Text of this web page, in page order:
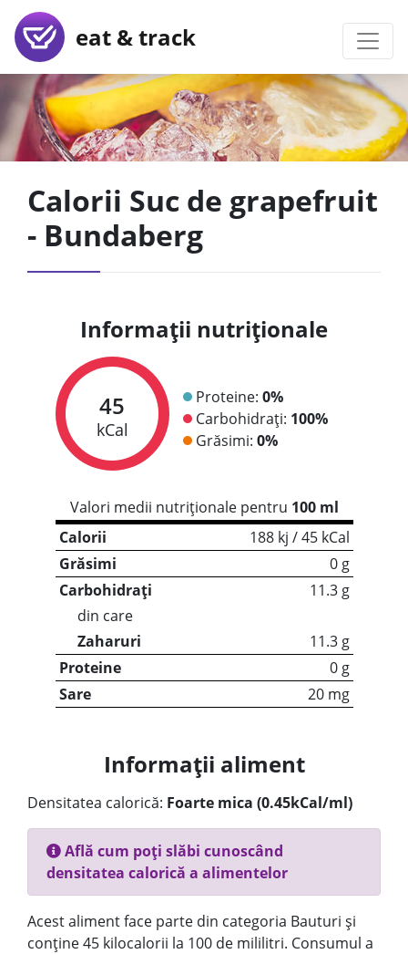
eat & track
Calorii Suc de grapefruit
- Bundaberg
Informații nutriționale
45
kCal
Proteine: 0%
Carbohidrați: 100%
Grăsimi: 0%
Valori medii nutriționale pentru 100 ml
Calorii
188 kj / 45 kCal
Grăsimi
0 g
Carbohidrați
11.3 g
din care
Zaharuri
11.3 g
Proteine
0 g
Sare
20 mg
Informații aliment
Densitatea calorică: Foarte mica (0.45kCal/ml)
Află cum poți slăbi cunoscând
densitatea calorică a alimentelor
Acest aliment face parte din categoria Bauturi și
conține 45 kilocalorii la 100 de mililitri. Consumul a